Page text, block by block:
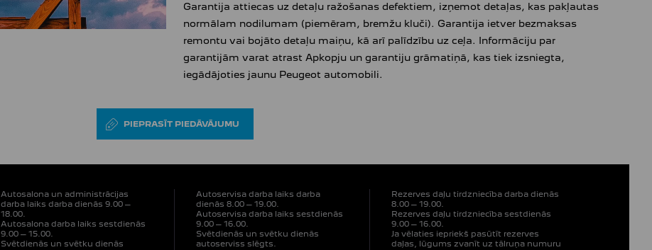
Garantija attiecas uz detaļu ražošanas defektiem, izņemot detaļas, kas pakļautas
normālam nodilumam (piemēram, bremžu kluči). Garantija ietver bezmaksas
remontu vai bojāto detaļu maiņu, kā arī palīdzību uz ceļa. Informāciju par
garantijām varat atrast Apkopju un garantiju grāmatiņā, kas tiek izsniegta,
iegādājoties jaunu Peugeot automobili.
PIEPRASĪT PIEDĀVĀJUMU
Autosalona un administrācijas
darba laiks darba dienās 9.00 –
18.00.
Autosalona darba laiks sestdienās
9.00 – 15.00.
Svētdienās un svētku dienās
Autoservisa darba laiks darba
dienās 8.00 – 19.00.
Autoservisa darba laiks sestdienās
9.00 – 16.00.
Svētdienās un svētku dienās
autoserviss slēgts.
Rezerves daļu tirdzniecība darba dienās
8.00 – 19.00.
Rezerves daļu tirdzniecība sestdienās
9.00 – 16.00.
Ja vēlaties iepriekš pasūtīt rezerves
daļas, lūgums zvanīt uz tālruņa numuru